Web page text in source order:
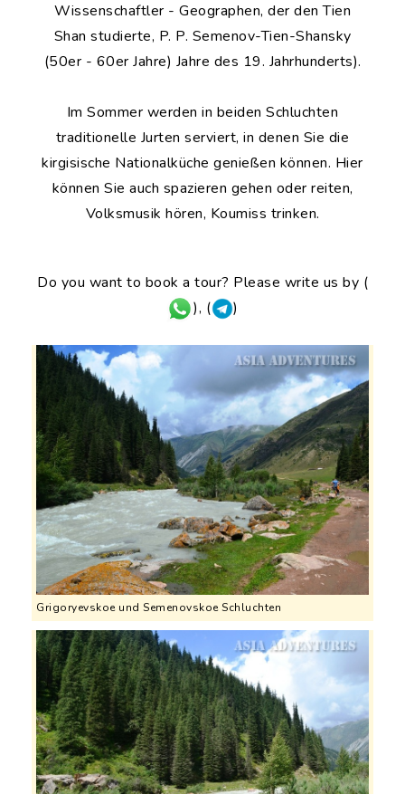
Wissenschaftler - Geographen, der den Tien
Shan studierte, P. P. Semenov-Tien-Shansky
(50er - 60er Jahre) Jahre des 19. Jahrhunderts).
Im Sommer werden in beiden Schluchten
traditionelle Jurten serviert, in denen Sie die
kirgisische Nationalküche genießen können. Hier
können Sie auch spazieren gehen oder reiten,
Volksmusik hören, Koumiss trinken.
Do you want to book a tour? Please write us by (
), (
)
Grigoryevskoe und Semenovskoe Schluchten